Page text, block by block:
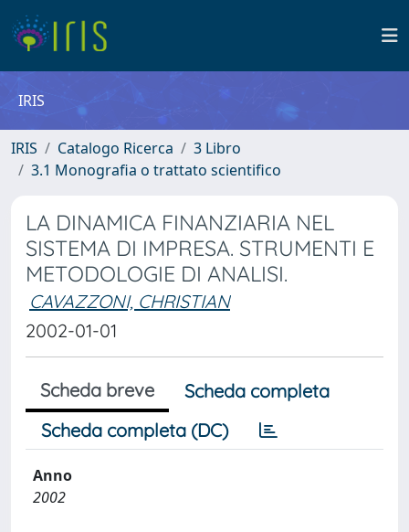
IRIS
IRIS Catalogo Ricerca
3 Libro
3.1 Monografia o trattato scientifico
LA DINAMICA FINANZIARIA NEL
SISTEMA DI IMPRESA. STRUMENTI E
METODOLOGIE DI ANALISI.
CAVAZZONI, CHRISTIAN
2002-01-01
Scheda breve
Scheda completa
Scheda completa (DC)
Anno
2002